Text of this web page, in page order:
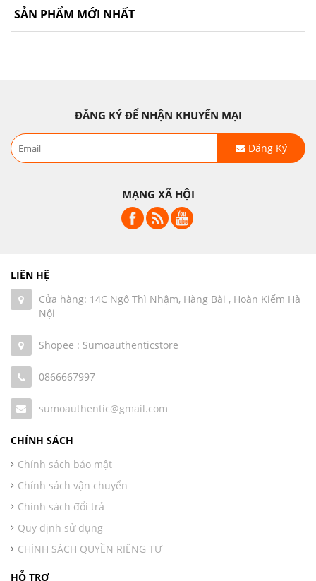
SẢN PHẨM MỚI NHẤT
ĐĂNG KÝ ĐỂ NHẬN KHUYẾN MẠI
Đăng Ký
MẠNG XÃ HỘI
LIÊN HỆ
Cửa hàng: 14C Ngô Thì Nhậm, Hàng Bài , Hoàn Kiếm Hà
Nội
Shopee : Sumoauthenticstore
0866667997
sumoauthentic@gmail.com
CHÍNH SÁCH
Chính sách bảo mật
Chính sách vận chuyển
Chính sách đổi trả
Quy định sử dụng
CHÍNH SÁCH QUYỀN RIÊNG TƯ
HỖ TRỢ